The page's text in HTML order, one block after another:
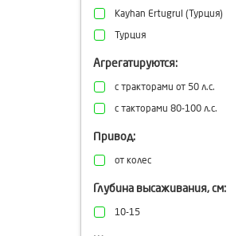
Kayhan Ertugrul (Турция)
Турция
Агрегатируются:
с тракторами от 50 л.с.
с такторами 80-100 л.с.
Привод:
от колес
Глубина высаживания, см:
10-15